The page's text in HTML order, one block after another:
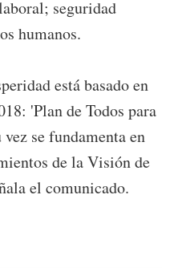
seguridad
humanos.
está basado en
'Plan de Todos para
se fundamenta en
de la Visión de
el comunicado.